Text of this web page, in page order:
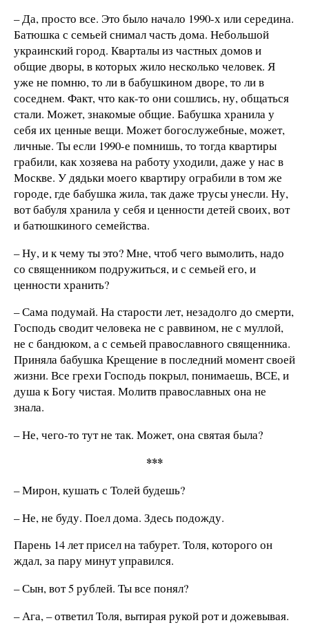
– Да, просто все. Это было начало 1990-х или середина.
Батюшка с семьей снимал часть дома. Небольшой
украинский город. Кварталы из частных домов и
общие дворы, в которых жило несколько человек. Я
уже не помню, то ли в бабушкином дворе, то ли в
соседнем. Факт, что как-то они сошлись, ну, общаться
стали. Может, знакомые общие. Бабушка хранила у
себя их ценные вещи. Может богослужебные, может,
личные. Ты если 1990-е помнишь, то тогда квартиры
грабили, как хозяева на работу уходили, даже у нас в
Москве. У дядьки моего квартиру ограбили в том же
городе, где бабушка жила, так даже трусы унесли. Ну,
вот бабуля хранила у себя и ценности детей своих, вот
и батюшкиного семейства.
– Ну, и к чему ты это? Мне, чтоб чего вымолить, надо
со священником подружиться, и с семьей его, и
ценности хранить?
– Сама подумай. На старости лет, незадолго до смерти,
Господь сводит человека не с раввином, не с муллой,
не с бандюком, а с семьей православного священника.
Приняла бабушка Крещение в последний момент своей
жизни. Все грехи Господь покрыл, понимаешь, ВСЕ, и
душа к Богу чистая. Молитв православных она не
знала.
– Не, чего-то тут не так. Может, она святая была?
***
– Мирон, кушать с Толей будешь?
– Не, не буду. Поел дома. Здесь подожду.
Парень 14 лет присел на табурет. Толя, которого он
ждал, за пару минут управился.
– Сын, вот 5 рублей. Ты все понял?
– Ага, – ответил Толя, вытирая рукой рот и дожевывая.